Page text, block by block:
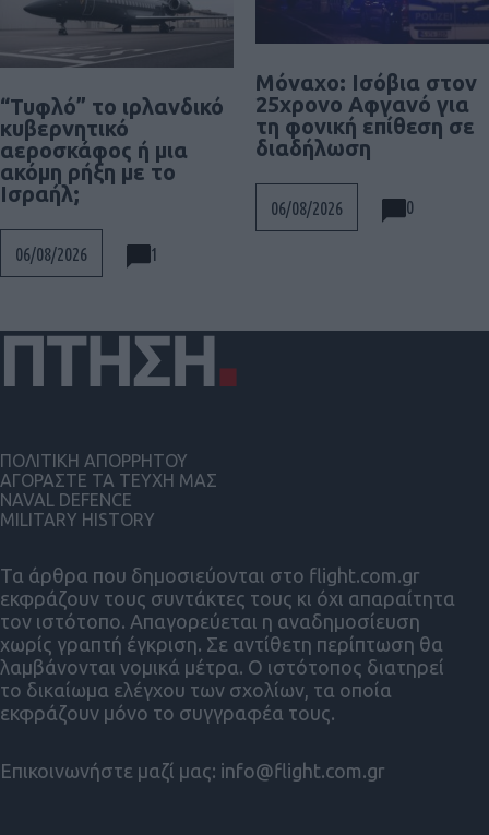
“Τυφλό” το ιρλανδικό
κυβερνητικό
αεροσκάφος ή μια
ακόμη ρήξη με το
Ισραήλ;
06/08/2026 1
Μόναχο: Ισόβια στον
25χρονο Αφγανό για
τη φονική επίθεση σε
διαδήλωση
06/08/2026 0
Τα άρθρα που δημοσιεύονται στο flight.com.gr
εκφράζουν τους συντάκτες τους κι όχι απαραίτητα
τον ιστότοπο. Απαγορεύεται η αναδημοσίευση
χωρίς γραπτή έγκριση. Σε αντίθετη περίπτωση θα
λαμβάνονται νομικά μέτρα. Ο ιστότοπος διατηρεί
το δικαίωμα ελέγχου των σχολίων, τα οποία
εκφράζουν μόνο το συγγραφέα τους.
Επικοινωνήστε μαζί μας: info@flight.com.gr
ΠΟΛΙΤΙΚΗ ΑΠΟΡΡΗΤΟΥ
ΑΓΟΡΑΣΤΕ ΤΑ ΤΕΥΧΗ ΜΑΣ
NAVAL DEFENCE
MILITARY HISTORY